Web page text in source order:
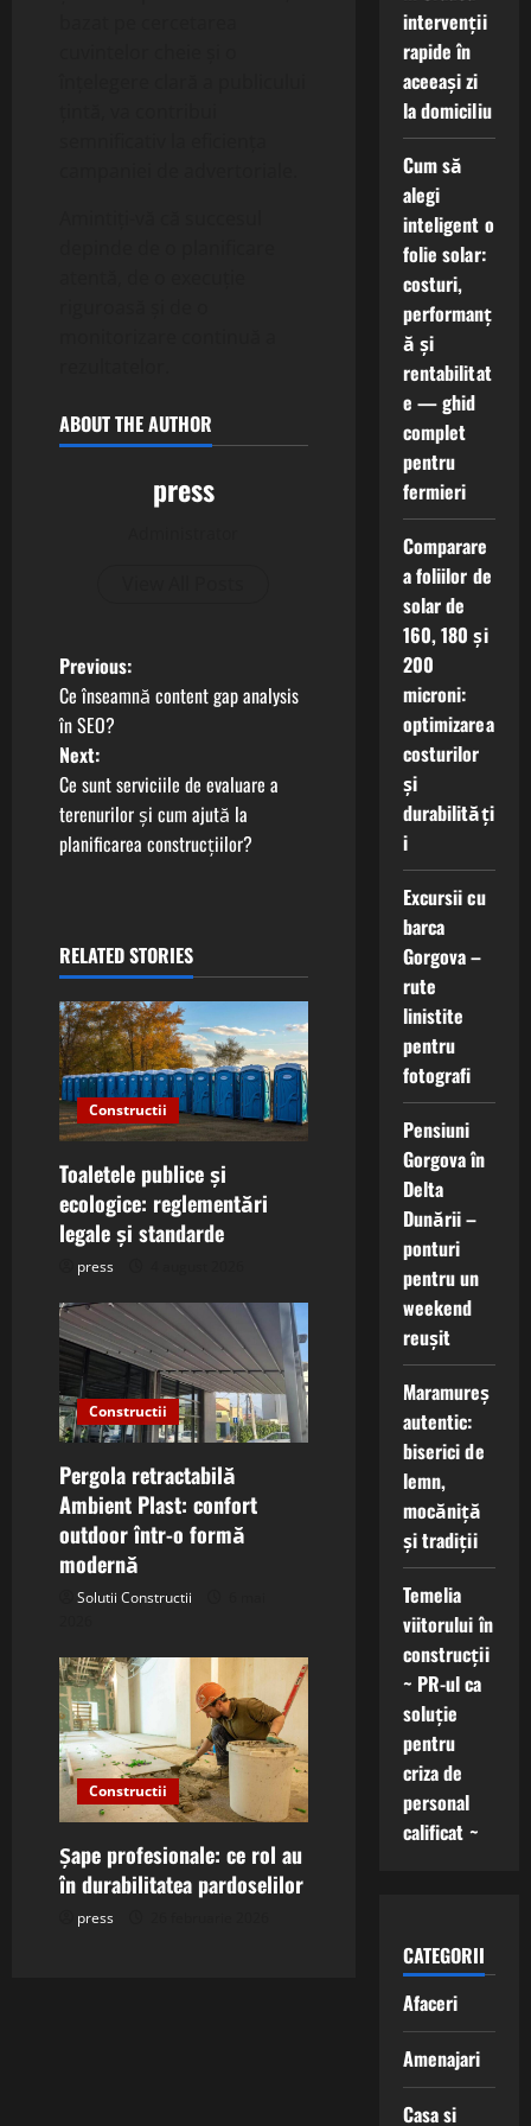
ABOUT THE AUTHOR
press
P
o
s
t
v
i
g
a
t
i
n
Previous:
Ce înseamnă content gap analysis
în SEO?
Next:
Ce sunt serviciile de evaluare a
terenurilor și cum ajută la
planificarea construcțiilor?
RELATED STORIES
Constructii
Toaletele publice și
ecologice: reglementări
legale și standarde
press
Constructii
Pergola retractabilă
Ambient Plast: confort
outdoor într-o formă
modernă
Solutii Constructii
Constructii
Șape profesionale: ce rol au
în durabilitatea pardoselilor
press
intervenții
rapide în
aceeași zi
la domiciliu
Cum să
alegi
inteligent o
folie solar:
costuri,
performanț
ă și
rentabilitat
e — ghid
complet
pentru
fermieri
Comparare
a foliilor de
solar de
160, 180 și
200
microni:
optimizarea
costurilor
și
durabilități
i
Excursii cu
barca
Gorgova –
rute
linistite
pentru
fotografi
Pensiuni
Gorgova în
Delta
Dunării –
ponturi
pentru un
weekend
reușit
Maramureș
autentic:
biserici de
lemn,
mocăniță
și tradiții
Temelia
viitorului în
construcții
~ PR-ul ca
soluție
pentru
criza de
personal
calificat ~
CATEGORII
Afaceri
Amenajari
Casa si